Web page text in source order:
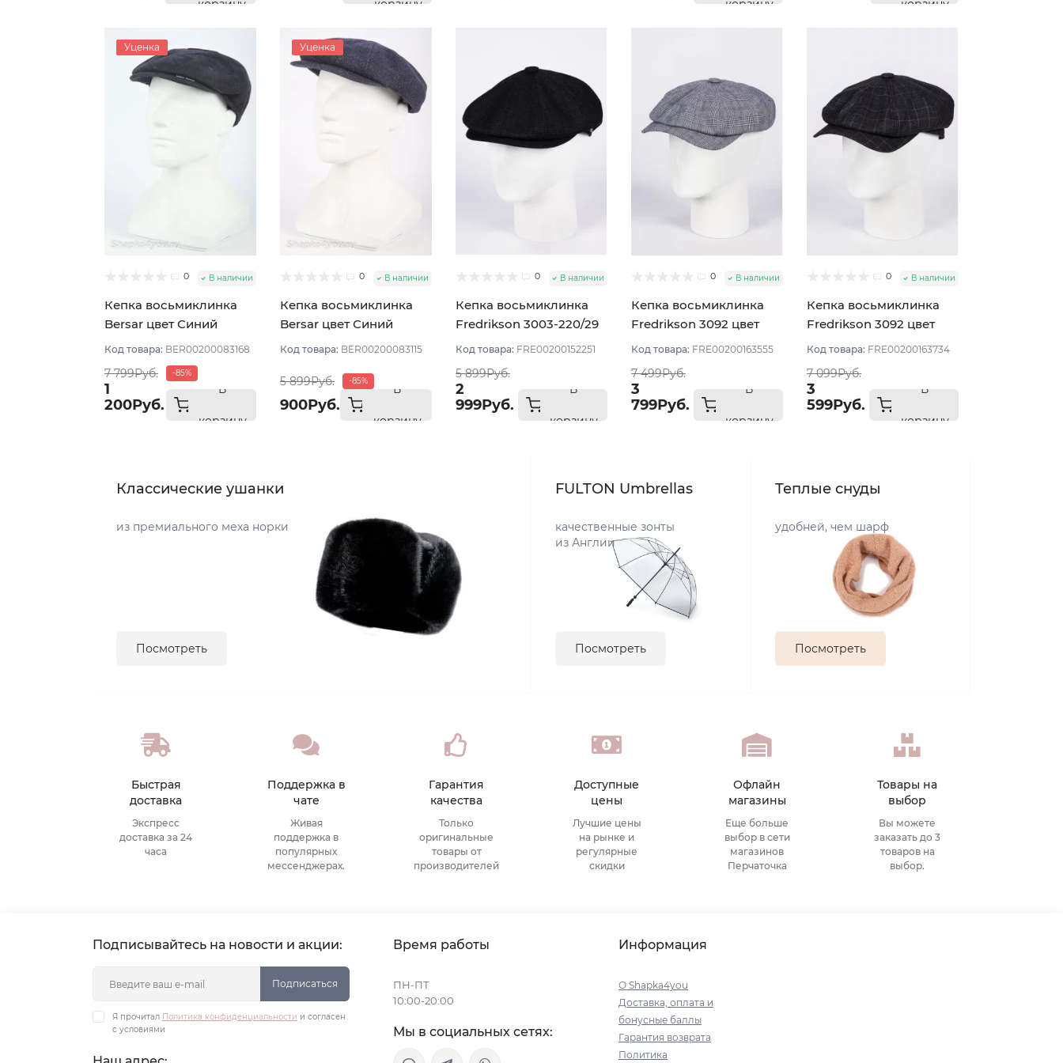
корзину корзину корзину корзину
Уценка
0 В наличии
Кепка восьмиклинка
Bersar цвет Синий
тёмный размер 57
Код товара: BER00200083168
7 799Руб. -85%
1
200Руб.
В
корзину
Уценка
0 В наличии
Кепка восьмиклинка
Bersar цвет Синий
тёмный размер 58
Код товара: BER00200083115
5 899Руб. -85%
900Руб.
В
корзину
0 В наличии
Кепка восьмиклинка
Fredrikson 3003-220/29
цвет Синий тёмный
Код товара: FRE00200152251
5 899Руб.
2
999Руб.
В
корзину
0 В наличии
Кепка восьмиклинка
Fredrikson 3092 цвет
Синий размер 57
Код товара: FRE00200163555
7 499Руб.
3
799Руб.
В
корзину
0 В наличии
Кепка восьмиклинка
Fredrikson 3092 цвет
Синий тёмный размер
Код товара: FRE00200163734
7 099Руб.
3
599Руб.
В
корзину
Классические ушанки
из премиального меха норки
Посмотреть
FULTON Umbrellas
качественные зонты
из Англии
Посмотреть
Теплые снуды
удобней, чем шарф
Посмотреть
Быстрая
доставка
Экспресс
доставка за 24
часа
Поддержка в
чате
Живая
поддержка в
популярных
мессенджерах.
Гарантия
качества
Только
оригинальные
товары от
производителей
Доступные
цены
Лучшие цены
на рынке и
регулярные
скидки
Офлайн
магазины
Еще больше
выбор в сети
магазинов
Перчаточка
Товары на
выбор
Вы можете
заказать до 3
товаров на
выбор.
Подписывайтесь на новости и акции:
Подписаться
Я прочитал Политика конфиденциальности и согласен
с условиями
Время работы
ПН-ПТ
10:00-20:00
Мы в социальных сетях:
Информация
О Shapka4you
Доставка, оплата и
бонусные баллы
Гарантия возврата
Политика